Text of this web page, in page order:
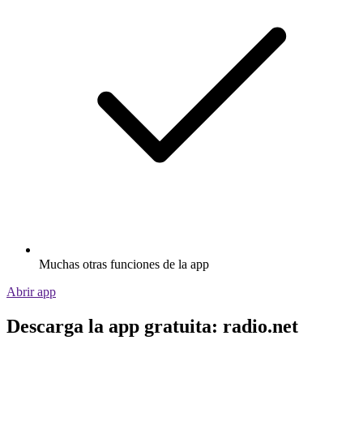
Muchas otras funciones de la app
Abrir app
Descarga la app gratuita: radio.net